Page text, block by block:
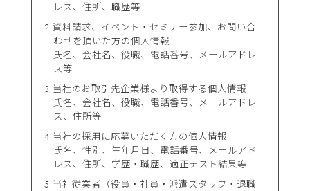
レス、住所、職歴等
資料請求、イベント・セミナー参加、お問い合
わせを頂いた方の個人情報
氏名、会社名、役職、電話番号、メールアドレ
ス等
当社のお取引先企業様より取得する個人情報
氏名、会社名、役職、電話番号、メールアドレ
ス、住所等
当社の採用に応募いただく方の個人情報
氏名、性別、生年月日、電話番号、メールアド
レス、住所、学歴・職歴、適正テスト結果等
当社従業者（役員・社員・派遣スタッフ・退職